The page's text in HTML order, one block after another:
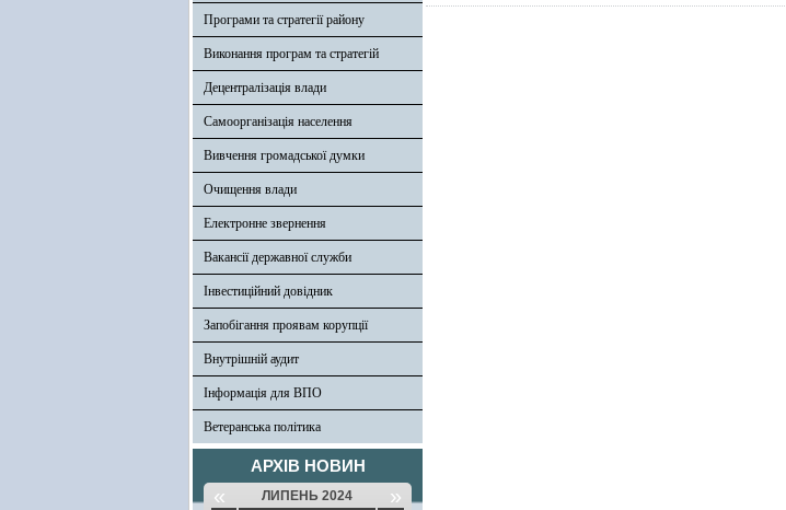
Програми та стратегії району
Виконання програм та стратегій
Децентралізація влади
Самоорганізація населення
Вивчення громадської думки
Очищення влади
Електронне звернення
Вакансії державної служби
Інвестиційний довідник
Запобігання проявам корупції
Внутрішній аудит
Інформація для ВПО
Ветеранська політика
АРХІВ НОВИН
« ЛИПЕНЬ 2024 »